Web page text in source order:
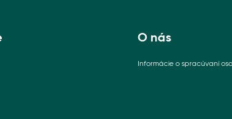
O nás
Informácie o spracúvaní